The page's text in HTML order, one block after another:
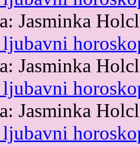
Jasminka
Jasminka
Jasminka